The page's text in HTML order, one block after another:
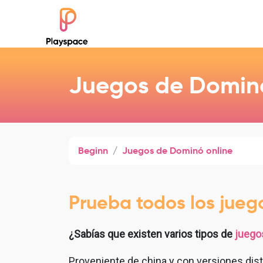
Juegos de
Beginn Juegos de Dominó online
Prueba todos los
¿Sabías que existen varios tipos de